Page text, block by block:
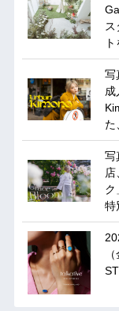
ト
写
成
た
写
ク
特